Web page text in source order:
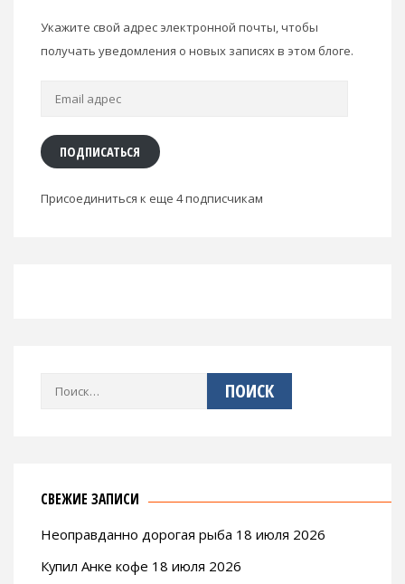
Укажите свой адрес электронной почты, чтобы
получать уведомления о новых записях в этом блоге.
Email
ПОДПИСАТЬСЯ
Присоединиться к еще 4 подписчикам
Найти:
СВЕЖИЕ ЗАПИСИ
Неоправданно дорогая рыба 18 июля 2026
Купил Анке кофе 18 июля 2026